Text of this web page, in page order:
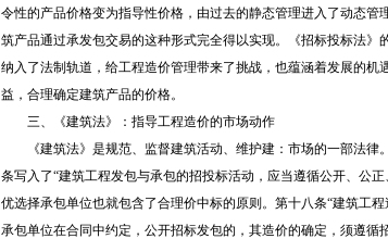
令性的产品价格变为指导性价格，由过去的静态管理进入了动态管
筑产品通过承发包交易的这种形式完全得以实现。《招标投标法》
纳入了法制轨道，给工程造价管理带来了挑战，也蕴涵着发展的机
益，合理确定建筑产品的价格。
三、《建筑法》：指导工程造价的市场动作
《建筑法》是规范、监督建筑活动、维护建：市场的一部法律
条写入了“建筑工程发包与承包的招投标活动，应当遵循公开、公
优选择承包单位也就包含了合理价中标的原则。第十八条“建筑工
承包单位在合同中约定，公开招标发包的，其造价的确定，须遵循